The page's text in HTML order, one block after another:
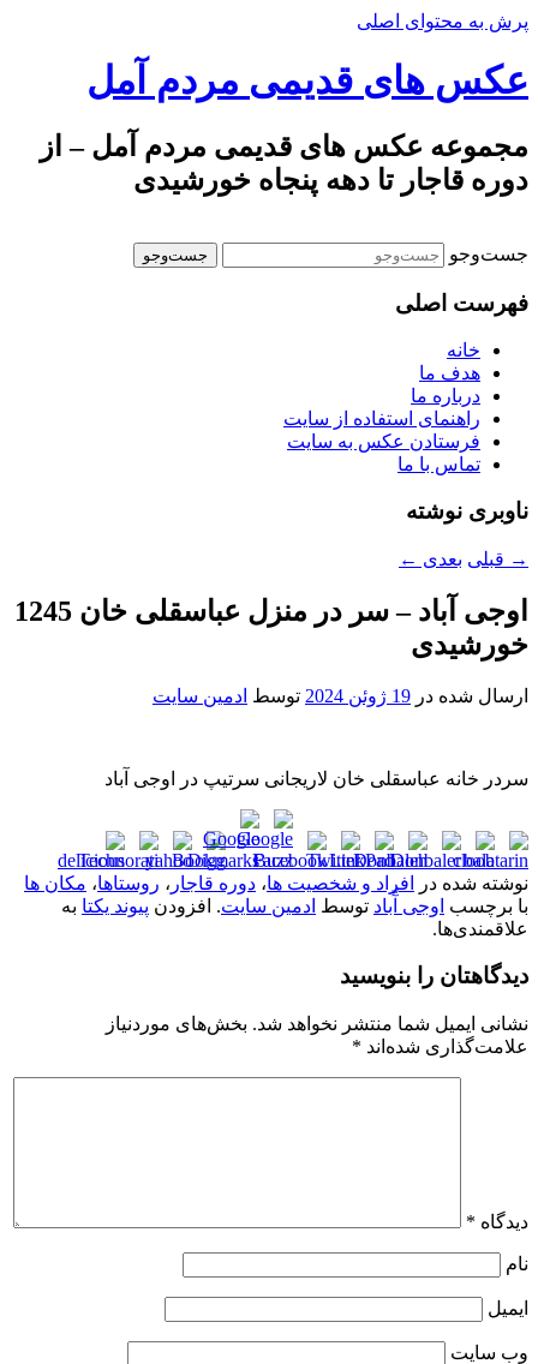
پرش به محتوای اصلی
عکس های قدیمی مردم آمل
مجموعه عکس های قدیمی مردم آمل – از
دوره قاجار تا دهه پنجاه خورشیدی
جست‌وجو
فهرست اصلی
خانه
هدف ما
درباره ما
راهنمای استفاده از سایت
فرستادن عکس به سایت
تماس با ما
ناوبری نوشته
→ قبلی بعدی ←
اوجی آباد – سر در منزل عباسقلی خان 1245
خورشیدی
ارسال شده در 19 ژوئن 2024 توسط ادمین سایت
سردر خانه عباسقلی خان لاریجانی سرتیپ در اوجی آباد
نوشته شده در افراد و شخصیت ها، دوره قاجار ، روستاها، مکان ها
با برچسب اوجی آّباد توسط ادمین سایت. افزودن پیوند یکتا به
علاقمندی‌ها.
دیدگاهتان را بنویسید
نشانی ایمیل شما منتشر نخواهد شد. بخش‌های موردنیاز
علامت‌گذاری شده‌اند *
دیدگاه *
نام
ایمیل
وب‌ سایت